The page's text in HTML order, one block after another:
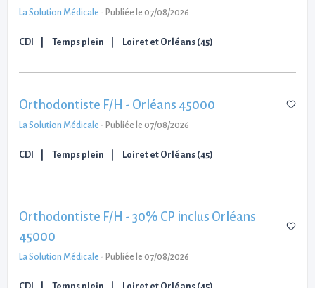
La Solution Médicale - Publiée le 07/08/2026
CDI Temps plein Loiret et Orléans (45)
Orthodontiste F/H - Orléans 45000
La Solution Médicale - Publiée le 07/08/2026
CDI Temps plein Loiret et Orléans (45)
Orthodontiste F/H - 30% CP inclus Orléans
45000
La Solution Médicale - Publiée le 07/08/2026